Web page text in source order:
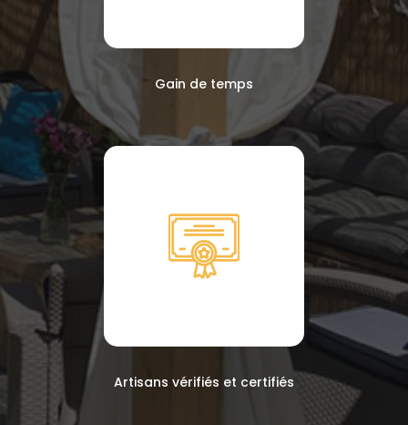
Gain de temps
Artisans vérifiés et certifiés